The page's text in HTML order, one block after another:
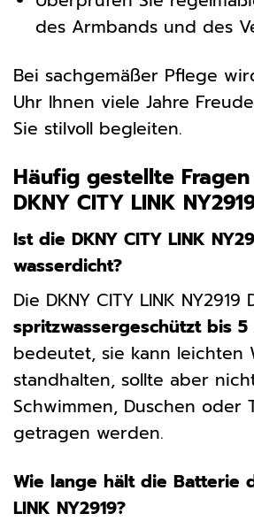
des Armbands und des
Bei sachgemäßer Pflege
Uhr Ihnen viele Jahre
Sie stilvoll begleiten.
Häufig gestellte Fragen
DKNY CITY LINK
Ist die DKNY CITY LINK
wasserdicht?
Die DKNY CITY LINK
spritzwassergeschützt bis 5
bedeutet, sie kann leichten
standhalten, sollte aber
Schwimmen, Duschen oder
getragen werden.
Wie lange hält die Batterie
LINK NY2919?